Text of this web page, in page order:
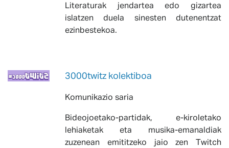
Literaturak jendartea edo gizartea
islatzen duela sinesten dutenentzat
ezinbestekoa.
3000twitz kolektiboa
Komunikazio saria
Bideojoetako-partidak, e-kiroletako
lehiaketak eta musika-emanaldiak
zuzenean emititzeko jaio zen Twitch